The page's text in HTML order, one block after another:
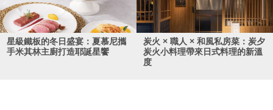
星級鐵板的冬日盛宴：夏慕尼攜
手米其林主廚打造耶誕星饗
炭火 × 職人 × 和風私房菜：炭夕
炭火小料理帶來日式料理的新溫
度